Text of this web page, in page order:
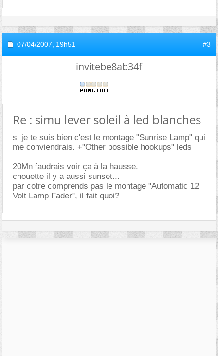
07/04/2007, 19h51 #3
invitebe8ab34f
Re : simu lever soleil à led blanches
si je te suis bien c'est le montage "Sunrise Lamp" qui
me conviendrais. +"Other possible hookups" leds
20Mn faudrais voir ça à la hausse.
chouette il y a aussi sunset...
par cotre comprends pas le montage "Automatic 12
Volt Lamp Fader", il fait quoi?